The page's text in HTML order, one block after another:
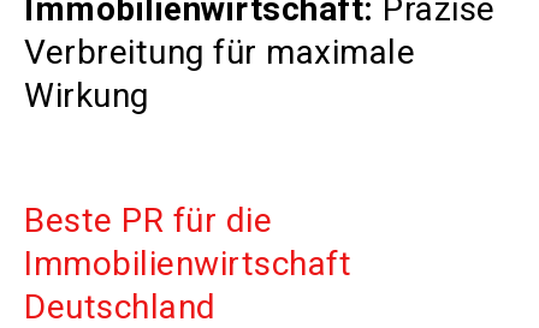
Immobilienwirtschaft: Präzise
Verbreitung für maximale
Wirkung
Beste PR für die
Immobilienwirtschaft
Deutschland